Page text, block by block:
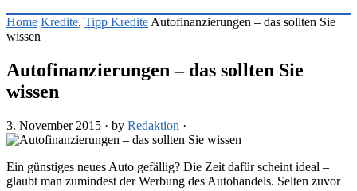
Home Kredite, Tipp Kredite Autofinanzierungen – das sollten Sie
wissen
Autofinanzierungen – das sollten Sie
wissen
3. November 2015 · by Redaktion ·
Ein günstiges neues Auto gefällig? Die Zeit dafür scheint ideal –
glaubt man zumindest der Werbung des Autohandels. Selten zuvor